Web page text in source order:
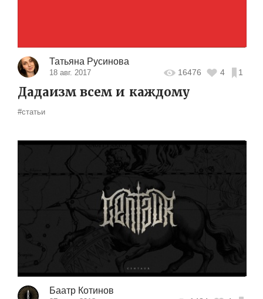
Татьяна Русинова
18 авг. 2017 16476 4 1
Дадаизм всем и каждому
#статьи
Баатр Котинов